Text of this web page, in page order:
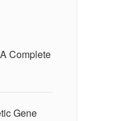
Complete
Gene